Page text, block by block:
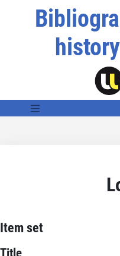
Item set
Title